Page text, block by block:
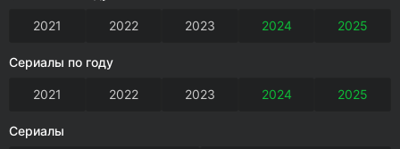
2021 2022 2023 2024 2025
Сериалы по году
2021 2022 2023 2024 2025
Сериалы